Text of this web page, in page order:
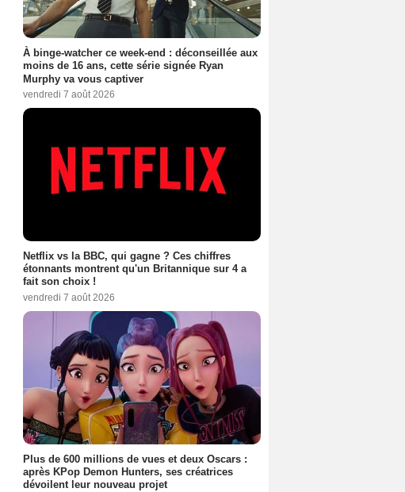
À binge-watcher ce week-end : déconseillée aux
moins de 16 ans, cette série signée Ryan
Murphy va vous captiver
vendredi 7 août 2026
Netflix vs la BBC, qui gagne ? Ces chiffres
étonnants montrent qu'un Britannique sur 4 a
fait son choix !
vendredi 7 août 2026
Plus de 600 millions de vues et deux Oscars :
après KPop Demon Hunters, ses créatrices
dévoilent leur nouveau projet